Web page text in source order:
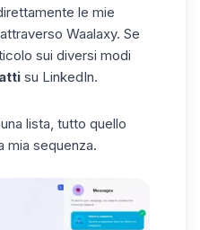
le mie
Waalaxy. Se
sui diversi modi
su LinkedIn.
lista, tutto quello
mia sequenza.